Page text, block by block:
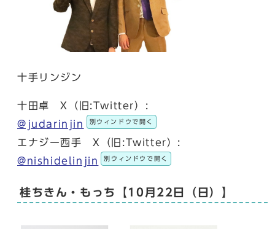
十手リンジン
十田卓 X（旧:Twitter）:
@judarinjin
別ウィンドウで開く
エナジー西手 X（旧:Twitter）:
@nishidelinjin
別ウィンドウで開く
桂ちきん・もっち【10月22日（日）】